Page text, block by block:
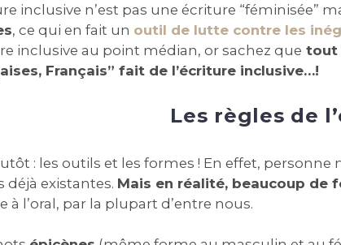
o
o
k
d
I
n
i
n
k
inclusive n’est pas une écriture “féminisée”
, ce qui en fait un outil de lutte contre les
inclusive au point médian, or sachez que tout
Français” fait de l’écriture inclusive…!
Les règles de
: les outils et les formes ! En effet, personne
existantes. Mais en réalité, beaucoup de
à l’oral, par la plupart d’entre nous.